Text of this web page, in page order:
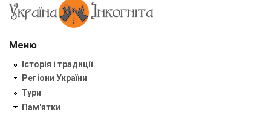
Меню
Історія і традиції
Регіони України
Тури
Пам'ятки